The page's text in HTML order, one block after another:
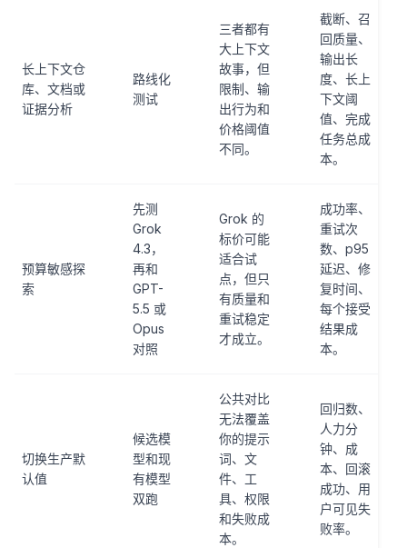
长上下文仓
库、文档或
证据分析
路线化
测试
三者都有
大上下文
故事，但
限制、输
出行为和
价格阈值
不同。
截断、召
回质量、
输出长
度、长上
下文阈
值、完成
任务总成
本。
预算敏感探
索
先测
Grok
4.3，
再和
GPT-
5.5 或
Opus
对照
Grok 的
标价可能
适合试
点，但只
有质量和
重试稳定
才成立。
成功率、
重试次
数、p95
延迟、修
复时间、
每个接受
结果成
本。
切换生产默
认值
候选模
型和现
有模型
双跑
公共对比
无法覆盖
你的提示
词、文
件、工
具、权限
和失败成
本。
回归数、
人力分
钟、成
本、回滚
成功、用
户可见失
败率。